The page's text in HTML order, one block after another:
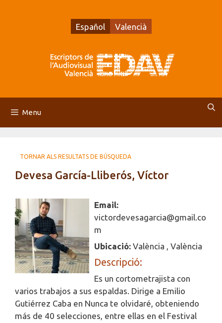
Español Valencià
Menu
TORNAR ALS RESULTATS DE BÚSQUEDA
Devesa García-Lliberós, Víctor
Email:
victordevesagarcia@gmail.co
m
Ubicació: València , València
Descripció:
Es un cortometrajista con
varios trabajos a sus espaldas. Dirige a Emilio
Gutiérrez Caba en Nunca te olvidaré, obteniendo
más de 40 selecciones, entre ellas en el Festival